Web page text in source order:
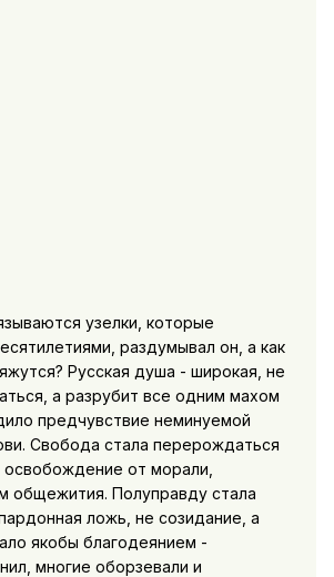
узелки, которые
раздумывал он, а как
Русская душа - широкая, не
а разрубит все одним махом
предчувствие неминуемой
Свобода стала перерождаться
от морали,
общежития. Полуправду стала
ложь, не созидание, а
якобы благодеянием -
многие оборзевали и